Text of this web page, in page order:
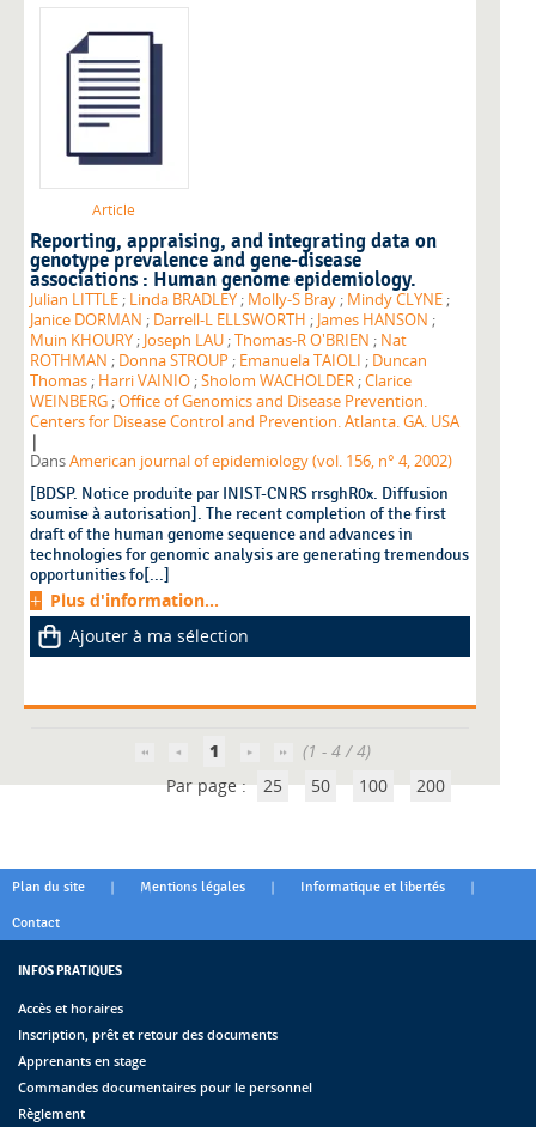
Article
Reporting, appraising, and integrating data on
genotype prevalence and gene-disease
associations : Human genome epidemiology.
Julian LITTLE ; Linda BRADLEY ; Molly-S Bray ; Mindy CLYNE ;
Janice DORMAN ; Darrell-L ELLSWORTH ; James HANSON ;
Muin KHOURY ; Joseph LAU ;Thomas-R O'BRIEN ; Nat
ROTHMAN ; Donna STROUP ; Emanuela TAIOLI ; Duncan
Thomas ; Harri VAINIO ;Sholom WACHOLDER ;Clarice
WEINBERG ;Office of Genomics and Disease Prevention.
Centers for Disease Control and Prevention. Atlanta. GA. USA
|
DansAmerican journal of epidemiology (vol. 156, n° 4, 2002)
[BDSP. Notice produite par INIST-CNRS rrsghR0x. Diffusion
soumise à autorisation]. The recent completion of the first
draft of the human genome sequence and advances in
technologies for genomic analysis are generating tremendous
opportunities fo[...]
Plus d'information...
Ajouter à ma sélection
1
(1 - 4 / 4)
Par page : 25 50 100 200
Plan du site | Mentions légales | Informatique et libertés |
Contact
INFOS PRATIQUES
Accès et horaires
Inscription, prêt et retour des documents
Apprenants en stage
Commandes documentaires pour le personnel
Règlement